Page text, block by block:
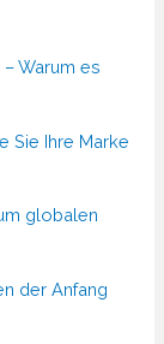
Warum es
Sie Ihre Marke
globalen
der Anfang